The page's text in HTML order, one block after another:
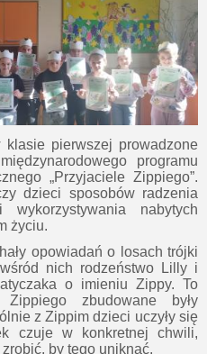
pierwszej prowadzone
programu
„Przyjaciele Zippiego”.
dzieci sposobów radzenia
nabytych
życiu.
opowiadań o losach trójki
wśród nich rodzeństwo Lilly i
o imieniu Zippy. To
zbudowane były
z Zippim dzieci uczyły się
czuje w konkretnej chwili,
by tego uniknąć.